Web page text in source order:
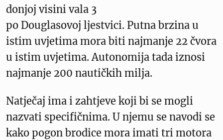
donjoj visini vala 3
po Douglasovoj ljestvici. Putna brzina u
istim uvjetima mora biti najmanje 22 čvora
u istim uvjetima. Autonomija tada iznosi
najmanje 200 nautičkih milja.
Natječaj ima i zahtjeve koji bi se mogli
nazvati specifičnima. U njemu se navodi se
kako pogon brodice mora imati tri motora